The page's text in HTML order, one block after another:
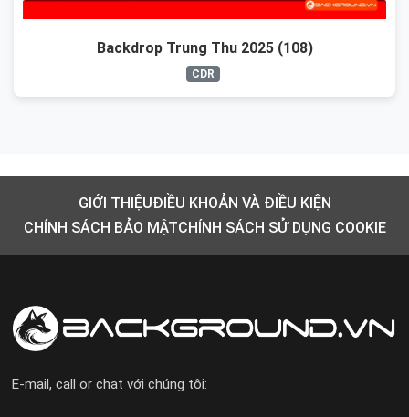
Backdrop Trung Thu 2025 (108)
CDR
GIỚI THIỆUĐIỀU KHOẢN VÀ ĐIỀU KIỆN
CHÍNH SÁCH BẢO MẬTCHÍNH SÁCH SỬ DỤNG COOKIE
E-mail, call or chat với chúng tôi: